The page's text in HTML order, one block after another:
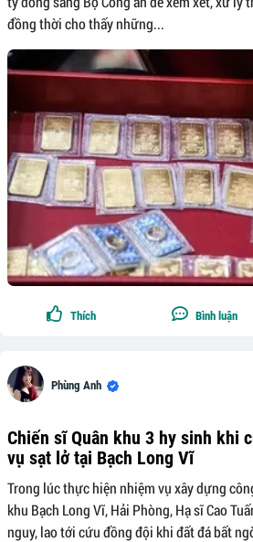
đồng thời cho thấy những...
Thích Bình luận
Phùng Anh
Chiến sĩ Quân khu 3 hy sinh khi
vụ sạt lở tại Bạch Long Vĩ
Trong lúc thực hiện nhiệm vụ xây dựng
khu Bạch Long Vĩ, Hải Phòng, Hạ sĩ Cao
nguy, lao tới cứu đồng đội khi đất đá bất